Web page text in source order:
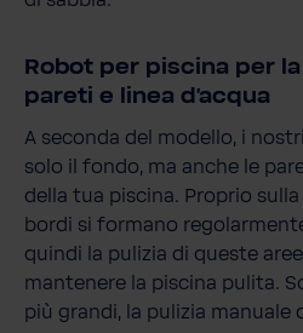
Robot per piscina per
pareti e linea d’acqua
A seconda del modello, i
solo il fondo, ma anche le
della tua piscina. Proprio sulla
bordi si formano
quindi la pulizia di queste
mantenere la piscina pulita.
più grandi, la pulizia manuale